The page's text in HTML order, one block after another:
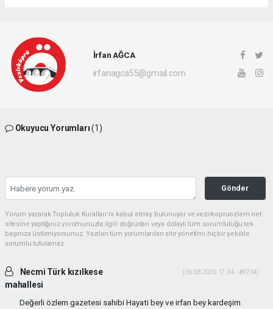
İrfan AĞCA
irfanagca55@gmail.com
Okuyucu Yorumları(1)
Gönder
Yorum yazarak Topluluk Kuralları’nı kabul etmiş bulunuyor ve vezirkopruozlem.net
sitesine yaptığınız yorumunuzla ilgili doğrudan veya dolaylı tüm sorumluluğu tek
başınıza üstleniyorsunuz. Yazılan tüm yorumlardan site yönetimi hiçbir şekilde
sorumlu tutulamaz.
Necmi Türk kızılkese
mahallesi
(06.08.2026 17:34 - #9734)
Değerli özlem gazetesi sahibi Hayati bey ve irfan bey kardeşim